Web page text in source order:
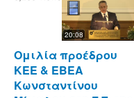
20:08
Ομιλία προέδρου
ΚΕΕ & ΕΒΕΑ
Κωνσταντίνου